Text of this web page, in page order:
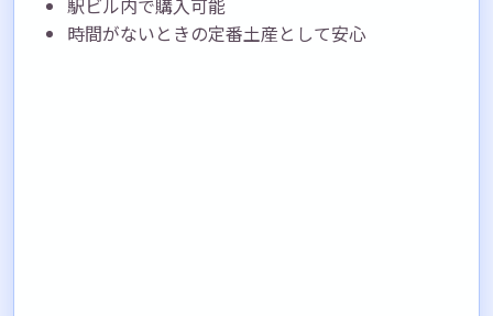
駅ビル内で購入可能
時間がないときの定番土産として安心